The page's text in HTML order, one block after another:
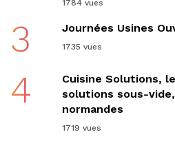
1784 vues
3 Journées Usines
1735 vues
4
Cuisine Solutions,
solutions sous-
normandes
1719 vues